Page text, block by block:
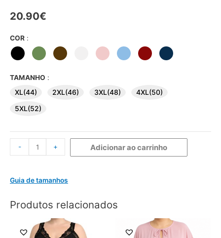
20.90€
COR :
TAMANHO :
XL(44) 2XL(46) 3XL(48)
4XL(50)
5XL(52)
- + Adicionar ao carrinho
Guia de tamanhos
Produtos relacionados